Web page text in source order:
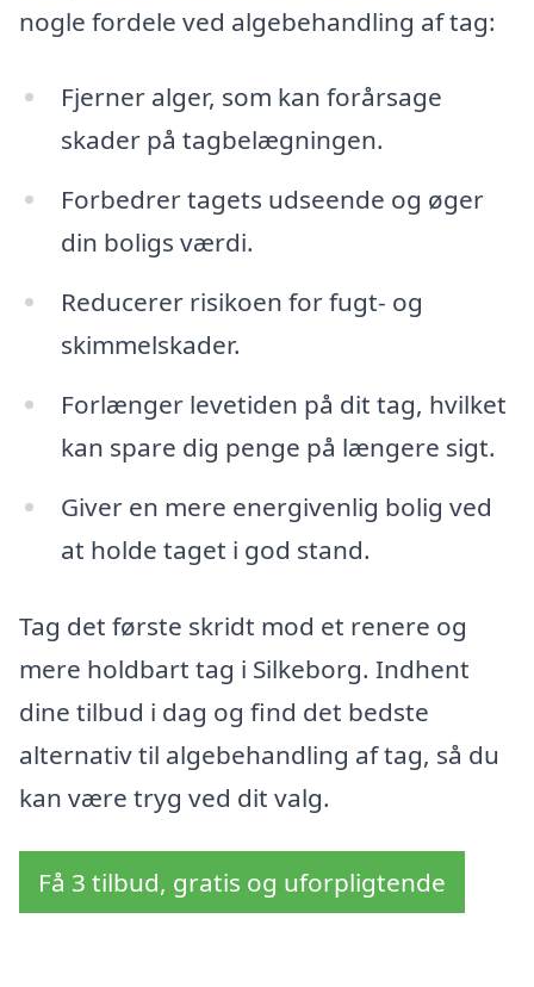
nogle fordele ved algebehandling af tag:
Fjerner alger, som kan forårsage
skader på tagbelægningen.
Forbedrer tagets udseende og øger
din boligs værdi.
Reducerer risikoen for fugt- og
skimmelskader.
Forlænger levetiden på dit tag, hvilket
kan spare dig penge på længere sigt.
Giver en mere energivenlig bolig ved
at holde taget i god stand.
Tag det første skridt mod et renere og
mere holdbart tag i Silkeborg. Indhent
dine tilbud i dag og find det bedste
alternativ til algebehandling af tag, så du
kan være tryg ved dit valg.
Få 3 tilbud, gratis og uforpligtende